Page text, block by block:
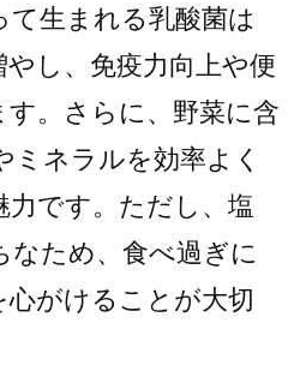
て生まれる乳酸菌は
し、免疫力向上や便
。さらに、野菜に含
ミネラルを効率よく
です。ただし、塩
なため、食べ過ぎに
心がけることが大切